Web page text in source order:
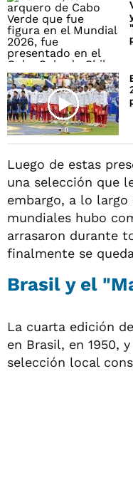
Luego de estas
una selección que
embargo, a lo
mundiales hubo
arrasaron durante
finalmente se
Brasil y el
La cuarta edición
en Brasil, en 1950,
selección local